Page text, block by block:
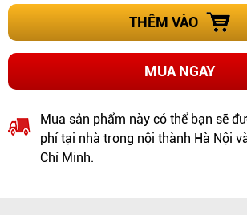
THÊM VÀO
MUA NGAY
Mua sản phẩm này có thể bạn sẽ
phí tại nhà trong nội thành Hà Nội
Chí Minh.